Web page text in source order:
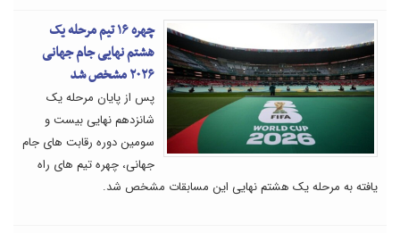
چهره ۱۶ تیم مرحله یک
هشتم نهایی جام جهانی
۲۰۲۶ مشخص شد
پس از پایان مرحله یک
شانزدهم نهایی بیست و
سومین دوره رقابت های جام
جهانی، چهره تیم های راه
یافته به مرحله یک هشتم نهایی این مسابقات مشخص شد.